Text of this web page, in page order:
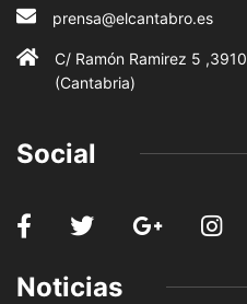
prensa@elcantabro.es
C/ Ramón Ramirez 5
(Cantabria)
Social
Noticias